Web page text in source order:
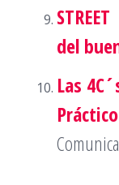
del
Las
Práctico